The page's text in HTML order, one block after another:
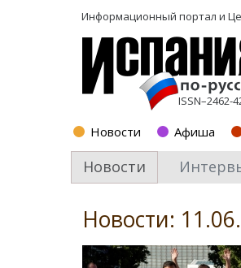
Информационный портал и
ISSN–2462-
Новости Афиша
Новости
Новости: